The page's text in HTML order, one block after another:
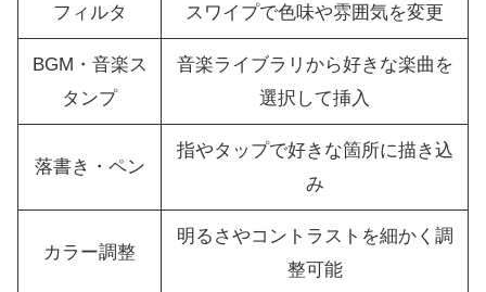
フィルタ スワイプで色味や雰囲気を変更
BGM・音楽ス
タンプ
音楽ライブラリから好きな楽曲を
選択して挿入
落書き・ペン
指やタップで好きな箇所に描き込
み
カラー調整
明るさやコントラストを細かく調
整可能